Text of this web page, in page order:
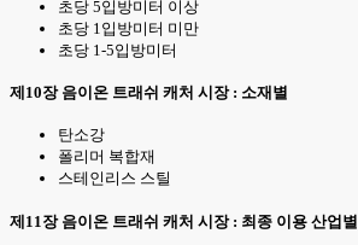
초당 5입방미터 이상
초당 1입방미터 미만
초당 1-5입방미터
제10장 음이온 트래쉬 캐처 시장 : 소재별
탄소강
폴리머 복합재
스테인리스 스틸
제11장 음이온 트래쉬 캐처 시장 : 최종 이용 산업별